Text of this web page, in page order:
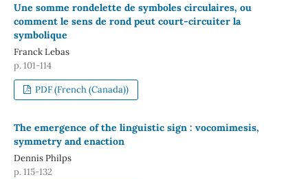
Une somme rondelette de symboles circulaires, ou
comment le sens de rond peut court-circuiter la
symbolique
Franck Lebas
p. 101-114
PDF (French (Canada))
The emergence of the linguistic sign : vocomimesis,
symmetry and enaction
Dennis Philps
p. 115-132